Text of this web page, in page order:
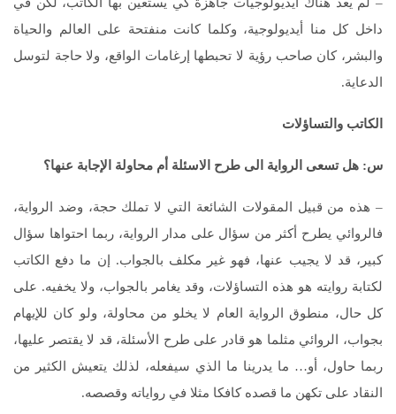
داخل كل منا أيديولوجية، وكلما كانت منفتحة على العالم والحياة
والبشر، كان صاحب رؤية لا تحبطها إرغامات الواقع، ولا حاجة لتوسل
الدعاية.
الكاتب والتساؤلات
س: هل تسعى الرواية الى طرح الاسئلة أم محاولة الإجابة عنها؟
– هذه من قبيل المقولات الشائعة التي لا تملك حجة، وضد الرواية،
فالروائي يطرح أكثر من سؤال على مدار الرواية، ربما احتواها سؤال
كبير، قد لا يجيب عنها، فهو غير مكلف بالجواب. إن ما دفع الكاتب
لكتابة روايته هو هذه التساؤلات، وقد يغامر بالجواب، ولا يخفيه. على
كل حال، منطوق الرواية العام لا يخلو من محاولة، ولو كان للإيهام
بجواب، الروائي مثلما هو قادر على طرح الأسئلة، قد لا يقتصر عليها،
ربما حاول، أو… ما يدرينا ما الذي سيفعله، لذلك يتعيش الكثير من
النقاد على تكهن ما قصده كافكا مثلا في رواياته وقصصه.